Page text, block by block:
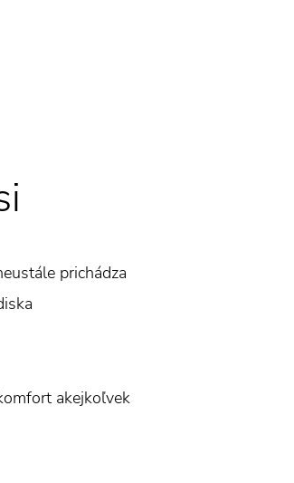
prichádza
akejkoľvek